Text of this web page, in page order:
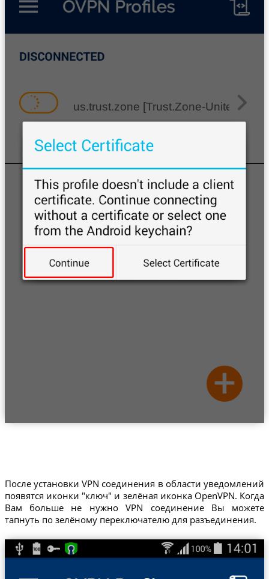
us.trust.zone [Trust.Zone-United-
После установки VPN соединения в области уведомлений
появятся иконки "ключ" и зелёная иконка OpenVPN. Когда
Вам больше не нужно VPN соединение Вы можете
тапнуть по зелёному переключателю для разъединения.